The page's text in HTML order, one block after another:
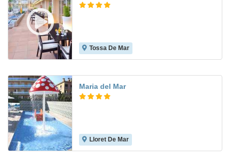
Tossa De Mar
Maria del Mar
Lloret De Mar